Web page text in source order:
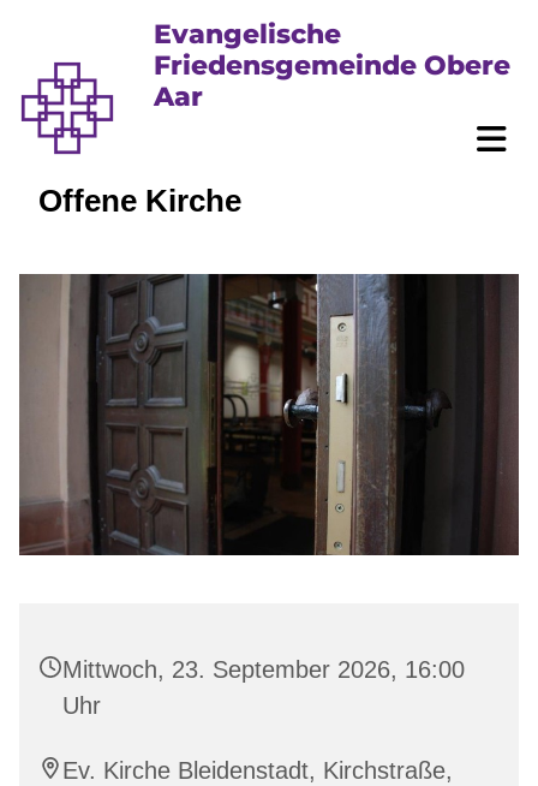
Evangelische
Friedensgemeinde Obere
Aar
Offene Kirche
Mittwoch, 23. September 2026, 16:00
Uhr
Ev. Kirche Bleidenstadt, Kirchstraße,